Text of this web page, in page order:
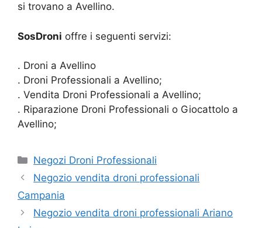
si trovano a Avellino.
SosDroni offre i seguenti servizi:
. Droni a Avellino
. Droni Professionali a Avellino;
. Vendita Droni Professionali a Avellino;
. Riparazione Droni Professionali o Giocattolo a
Avellino;
Categorie
Negozi Droni Professionali
Negozio vendita droni professionali
Campania
Negozio vendita droni professionali Ariano